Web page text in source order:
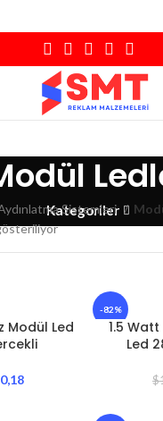
Kategoriler
Sistemleri
Modül Led
0,18
-82%
1.5 Watt
Led
$